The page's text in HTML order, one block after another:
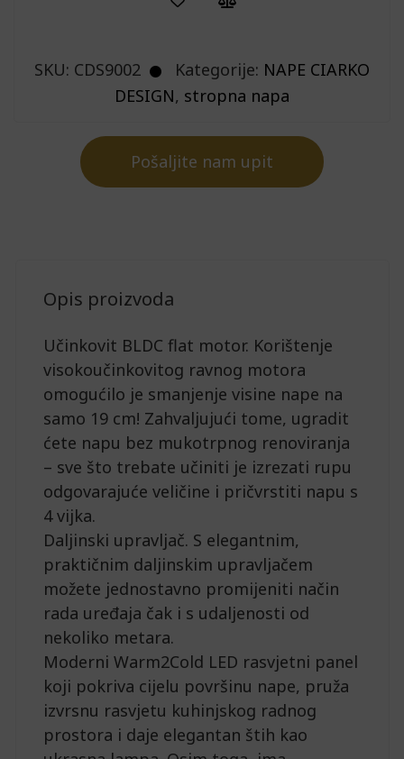
SKU: CDS9002 Kategorije: NAPE CIARKO
DESIGN, stropna napa
Pošaljite nam upit
Opis proizvoda
Učinkovit BLDC flat motor. Korištenje
visokoučinkovitog ravnog motora
omogućilo je smanjenje visine nape na
samo 19 cm! Zahvaljujući tome, ugradit
ćete napu bez mukotrpnog renoviranja
– sve što trebate učiniti je izrezati rupu
odgovarajuće veličine i pričvrstiti napu s
4 vijka.
Daljinski upravljač. S elegantnim,
praktičnim daljinskim upravljačem
možete jednostavno promijeniti način
rada uređaja čak i s udaljenosti od
nekoliko metara.
Moderni Warm2Cold LED rasvjetni panel
koji pokriva cijelu površinu nape, pruža
izvrsnu rasvjetu kuhinjskog radnog
prostora i daje elegantan štih kao